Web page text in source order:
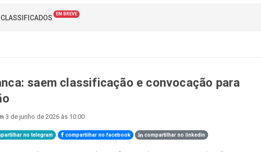
CLASSIFICADOS EM BREVE
saem classificação e convocação para
3 de junho de 2026 às 10:00
no telegram compartilhar no facebook compartilhar no linkedin